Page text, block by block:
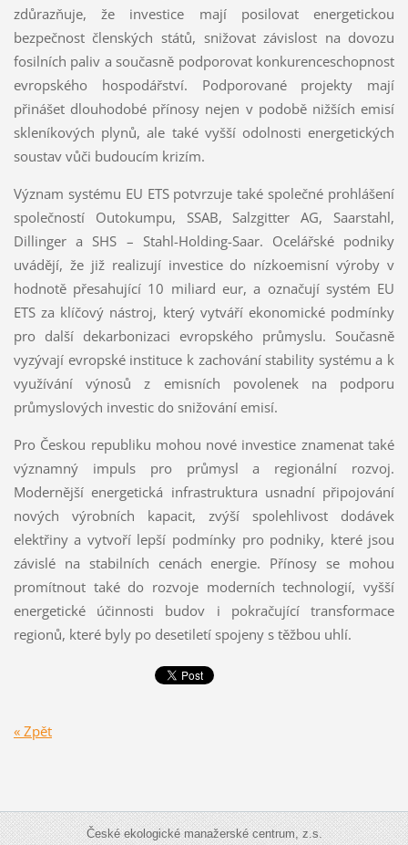
zdůrazňuje, že investice mají posilovat energetickou
bezpečnost členských států, snižovat závislost na dovozu
fosilních paliv a současně podporovat konkurenceschopnost
evropského hospodářství. Podporované projekty mají
přinášet dlouhodobé přínosy nejen v podobě nižších emisí
skleníkových plynů, ale také vyšší odolnosti energetických
soustav vůči budoucím krizím.
Význam systému EU ETS potvrzuje také společné prohlášení
společností Outokumpu, SSAB, Salzgitter AG, Saarstahl,
Dillinger a SHS – Stahl-Holding-Saar. Ocelářské podniky
uvádějí, že již realizují investice do nízkoemisní výroby v
hodnotě přesahující 10 miliard eur, a označují systém EU
ETS za klíčový nástroj, který vytváří ekonomické podmínky
pro další dekarbonizaci evropského průmyslu. Současně
vyzývají evropské instituce k zachování stability systému a k
využívání výnosů z emisních povolenek na podporu
průmyslových investic do snižování emisí.
Pro Českou republiku mohou nové investice znamenat také
významný impuls pro průmysl a regionální rozvoj.
Modernější energetická infrastruktura usnadní připojování
nových výrobních kapacit, zvýší spolehlivost dodávek
elektřiny a vytvoří lepší podmínky pro podniky, které jsou
závislé na stabilních cenách energie. Přínosy se mohou
promítnout také do rozvoje moderních technologií, vyšší
energetické účinnosti budov i pokračující transformace
regionů, které byly po desetiletí spojeny s těžbou uhlí.
« Zpět
České ekologické manažerské centrum, z.s.